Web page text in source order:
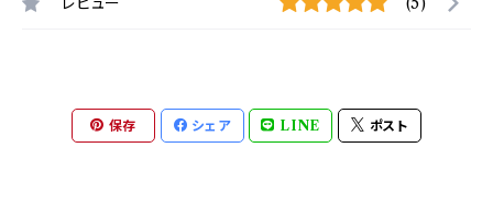
保存 シェア LINE ポスト